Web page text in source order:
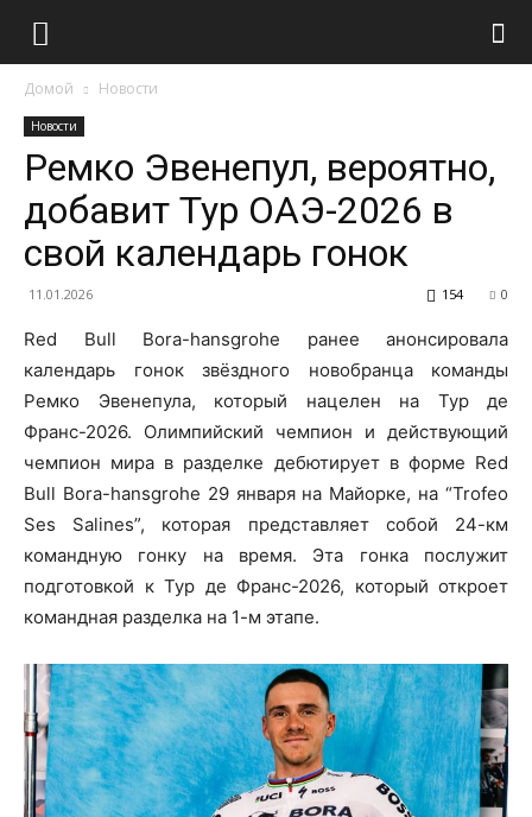
Домой Новости
Новости
Ремко Эвенепул, вероятно,
добавит Тур ОАЭ-2026 в
свой календарь гонок
11.01.2026 0
154
Red Bull Bora-hansgrohe ранее анонсировала
календарь гонок звёздного новобранца команды
Ремко Эвенепула, который нацелен на Тур де
Франс-2026. Олимпийский чемпион и действующий
чемпион мира в разделке дебютирует в форме Red
Bull Bora-hansgrohe 29 января на Майорке, на “Trofeo
Ses Salines”, которая представляет собой 24-км
командную гонку на время. Эта гонка послужит
подготовкой к Тур де Франс-2026, который откроет
командная разделка на 1-м этапе.